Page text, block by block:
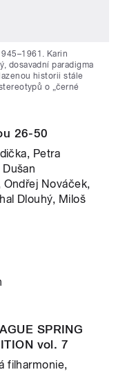
Karin
dosavadní paradigma
historii stále
o „černé
26-50
Petra
Ondřej Nováček,
Dlouhý, Miloš
SPRING
vol. 7
filharmonie,